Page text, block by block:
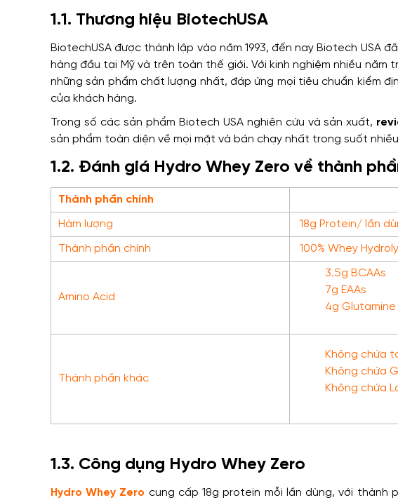
1.1. Thương hiệu BiotechUSA
BiotechUSA được thành lập vào năm 1993, đến nay Biotech USA
hàng đầu tại Mỹ và trên toàn thế giới. Với kinh nghiệm nhiều năm
những sản phẩm chất lượng nhất, đáp ứng mọi tiêu chuẩn kiểm
của khách hàng.
Trong số các sản phẩm Biotech USA nghiên cứu và sản xuất,
sản phẩm toàn diện về mọi mặt và bán chạy nhất trong suốt
1.2. Đánh giá Hydro Whey Zero về thành
Thành phần chính
Hàm lượng 18g Protein/ lần
Thành phần chính 100% Whey
Amino Acid
3.5g BCAAs
7g EAAs
4g Glutamine
Thành phần khác
Không chứa
Không chứa
Không chứa
1.3. Công dụng Hydro Whey Zero
Hydro Whey Zero cung cấp 18g protein mỗi lần dùng, với thành